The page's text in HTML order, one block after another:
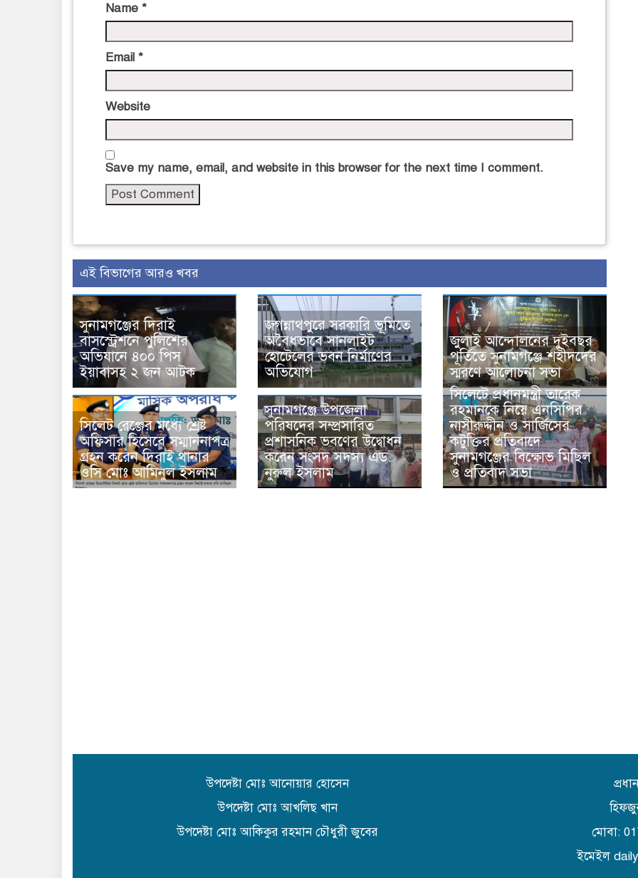
Name *
Email *
Website
Save my name, email, and website in this browser for the next time I comment.
এই বিভাগের আরও খবর
সুনামগঞ্জের দিরাই
বাসস্ট্রেশনে পুলিশের
অভিযানে ৪০০ পিস
ইয়াবাসহ ২ জন আটক
জগন্নাথপুরে সরকারি ভূমিতে
অবৈধভাবে সানলাইট
হোটেলের ভবন নির্মাণের
অভিযোগ
জুলাই আন্দোলনের দুইবছর
পূর্তিতে সুনামগঞ্জে শহীদদের
স্মরণে আলোচনা সভা
সিলেট রেঞ্জের মধ্যে শ্রেষ্ট
অফিসার হিসেবে সম্মাননাপত্র
গ্রহন করেন দিরাই থানার
ওসি মোঃ আমিনুল ইসলাম
সুনামগঞ্জে উপজেলা
পরিষদের সম্প্রসারিত
প্রশাসনিক ভবণের উদ্বোধন
করেন সংসদ সদস্য এড.
নুরুল ইসলাম
সিলেটে প্রধানমন্ত্রী তারেক
রহমানকে নিয়ে এনসিপির
নাসীরুদ্দীন ও সার্জিসের
কটুক্তির প্রতিবাদে
সুনামগঞ্জের বিক্ষোভ মিছিল
ও প্রতিবাদ সভা
উপদেষ্টা মোঃ আনোয়ার হোসেন
উপদেষ্টা মোঃ আখলিছ খান
উপদেষ্টা মোঃ আকিকুর রহমান চৌধুরী জুবের
মোবা:
ইমেইল